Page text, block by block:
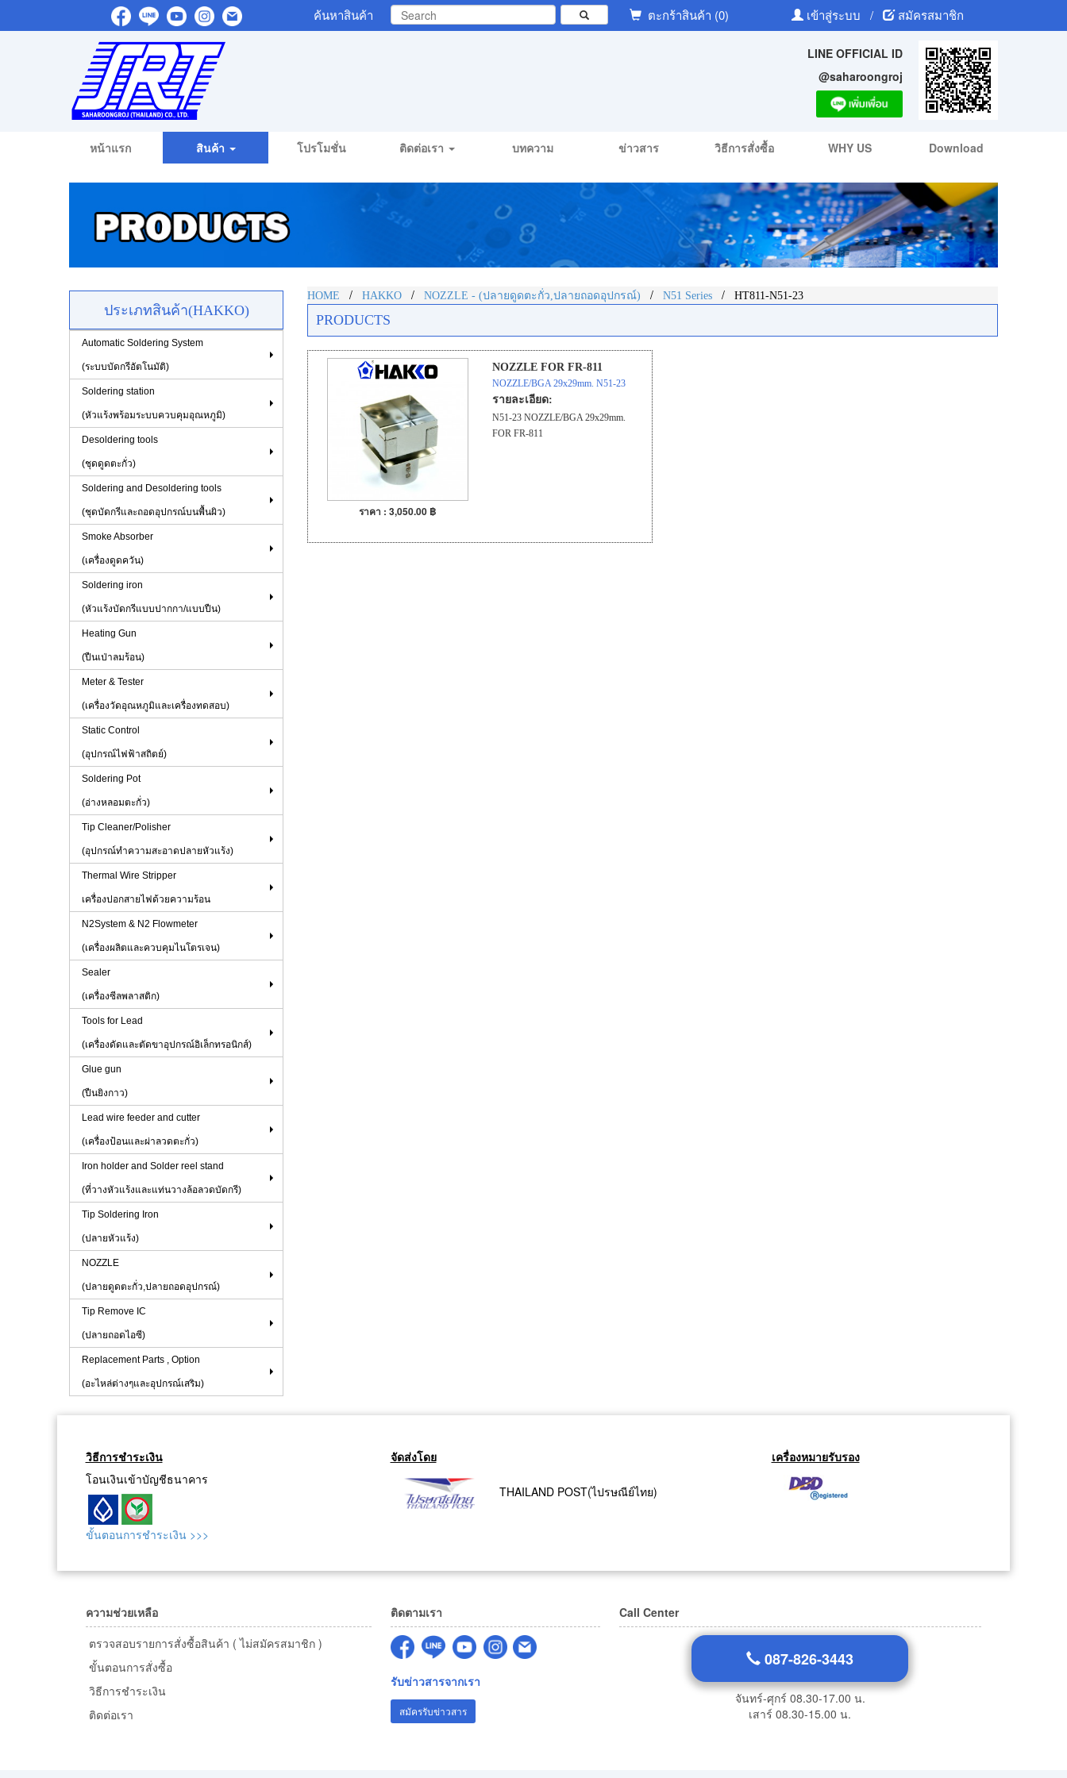
ค้นหาสินค้า ตะกร้าสินค้า (0) เข้าสู่ระบบ / สมัครสมาชิก
LINE OFFICIAL ID
@saharoongroj
หน้าแรก สินค้า โปรโมชั่น ติดต่อเรา บทความ ข่าวสาร วิธีการสั่งซื้อ WHY US Download
ประเภทสินค้า(HAKKO)
Automatic Soldering System
(ระบบบัดกรีอัตโนมัติ)
Soldering station
(หัวแร้งพร้อมระบบควบคุมอุณหภูมิ)
Desoldering tools
(ชุดดูดตะกั่ว)
Soldering and Desoldering tools
(ชุดบัดกรีและถอดอุปกรณ์บนพื้นผิว)
Smoke Absorber
(เครื่องดูดควัน)
Soldering iron
(หัวแร้งบัดกรีแบบปากกา/แบบปืน)
Heating Gun
(ปืนเป่าลมร้อน)
Meter & Tester
(เครื่องวัดอุณหภูมิและเครื่องทดสอบ)
Static Control
(อุปกรณ์ไฟฟ้าสถิตย์)
Soldering Pot
(อ่างหลอมตะกั่ว)
Tip Cleaner/Polisher
(อุปกรณ์ทำความสะอาดปลายหัวแร้ง)
Thermal Wire Stripper
เครื่องปอกสายไฟด้วยความร้อน
N2System & N2 Flowmeter
(เครื่องผลิตและควบคุมไนโตรเจน)
Sealer
(เครื่องซีลพลาสติก)
Tools for Lead
(เครื่องดัดและตัดขาอุปกรณ์อิเล็กทรอนิกส์)
Glue gun
(ปืนยิงกาว)
Lead wire feeder and cutter
(เครื่องป้อนและผ่าลวดตะกั่ว)
Iron holder and Solder reel stand
(ที่วางหัวแร้งและแท่นวางล้อลวดบัดกรี)
Tip Soldering Iron
(ปลายหัวแร้ง)
NOZZLE
(ปลายดูดตะกั่ว,ปลายถอดอุปกรณ์)
Tip Remove IC
(ปลายถอดไอซี)
Replacement Parts , Option
(อะไหล่ต่างๆและอุปกรณ์เสริม)
HOME / HAKKO / NOZZLE - (ปลายดูดตะกั่ว,ปลายถอดอุปกรณ์) / N51 Series / HT811-N51-23
PRODUCTS
NOZZLE FOR FR-811
NOZZLE/BGA 29x29mm. N51-23
รายละเอียด:
N51-23 NOZZLE/BGA 29x29mm.
FOR FR-811
ราคา : 3,050.00 ฿
วิธีการชำระเงิน
โอนเงินเข้าบัญชีธนาคาร
ขั้นตอนการชำระเงิน >>>
จัดส่งโดย
THAILAND POST(ไปรษณีย์ไทย)
เครื่องหมายรับรอง
ความช่วยเหลือ
ตรวจสอบรายการสั่งซื้อสินค้า ( ไม่สมัครสมาชิก )
ขั้นตอนการสั่งซื้อ
วิธีการชำระเงิน
ติดต่อเรา
ติดตามเรา
รับข่าวสารจากเรา
สมัครรับข่าวสาร
Call Center
087-826-3443
จันทร์-ศุกร์ 08.30-17.00 น.
เสาร์ 08.30-15.00 น.